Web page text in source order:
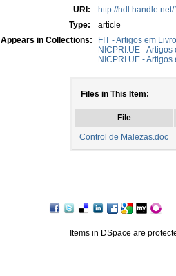
URI:
http://
Type:
article
Appears in Collections:
FIT - Artigos em
NICPRI.UE -
NICPRI.UE -
Files in This Item:
File
Control de Malezas.doc
Items in DSpace are